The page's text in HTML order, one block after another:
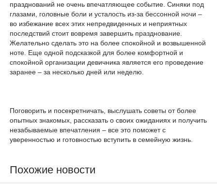
празднований не очень впечатляющее событие. Синяки под
глазами, головные боли и усталость из-за бессонной ночи –
во избежание всех этих непредвиденных и неприятных
последствий стоит вовремя завершить празднование.
Желательно сделать это на более спокойной и возвышенной
ноте. Еще одной подсказкой для более комфортной и
спокойной организации девичника является его проведение
заранее – за несколько дней или неделю.
Поговорить и посекретничать, выслушать советы от более
опытных знакомых, рассказать о своих ожиданиях и получить
незабываемые впечатления – все это поможет с
уверенностью и готовностью вступить в семейную жизнь.
Похожие новости